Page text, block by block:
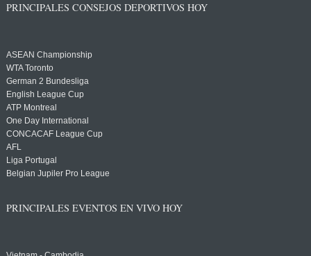
PRINCIPALES CONSEJOS DEPORTIVOS HOY
ASEAN Championship
WTA Toronto
German 2 Bundesliga
English League Cup
ATP Montreal
One Day International
CONCACAF League Cup
AFL
Liga Portugal
Belgian Jupiler Pro League
PRINCIPALES EVENTOS EN VIVO HOY